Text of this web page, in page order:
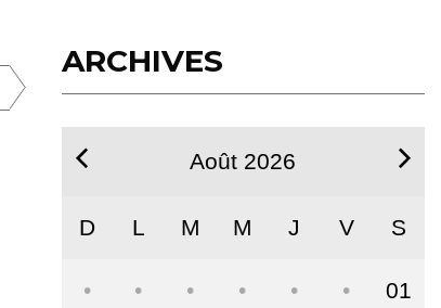
ARCHIVES
OCTOBRE NOVEMBRE
Août 2026
D L M M J V S
01